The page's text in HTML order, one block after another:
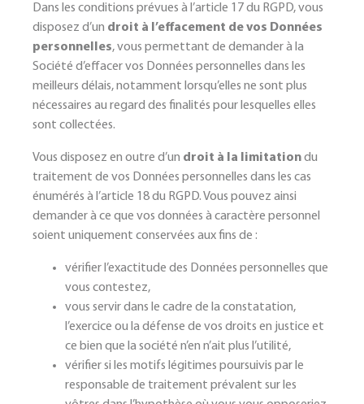
Dans les conditions prévues à l’article 17 du RGPD, vous
disposez d’un droit à l’effacement de vos Données
personnelles, vous permettant de demander à la
Société d’effacer vos Données personnelles dans les
meilleurs délais, notamment lorsqu’elles ne sont plus
nécessaires au regard des finalités pour lesquelles elles
sont collectées.
Vous disposez en outre d’un droit à la limitationdu
traitement de vos Données personnelles dans les cas
énumérés à l’article 18 du RGPD. Vous pouvez ainsi
demander à ce que vos données à caractère personnel
soient uniquement conservées aux fins de :
vérifier l’exactitude des Données personnelles que
vous contestez,
vous servir dans le cadre de la constatation,
l’exercice ou la défense de vos droits en justice et
ce bien que la société n’en n’ait plus l’utilité,
vérifier si les motifs légitimes poursuivis par le
responsable de traitement prévalent sur les